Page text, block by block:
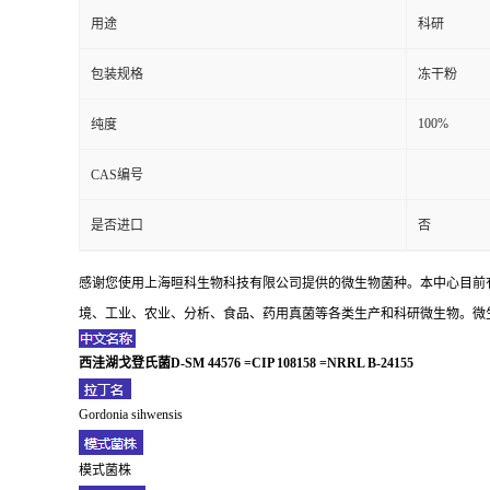
用途 科研
包装规格 冻干粉
纯度 100%
CAS编号
是否进口 否
感谢您使用上海晅科生物科技有限公司提供的微生物菌种。本中心目
境、工业、农业、分析、食品、药用真菌等各类生产和科研微生物。
西洼湖戈登氏菌D-SM 44576 =CIP 108158 =NRRL B-24155
Gordonia sihwensis
模式菌株